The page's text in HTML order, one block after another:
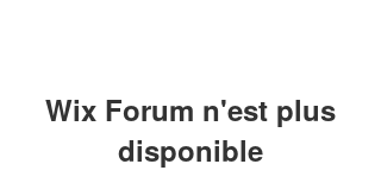
Wix Forum n'est plus
disponible